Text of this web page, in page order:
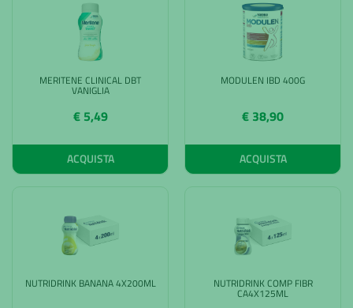
MERITENE CLINICAL DBT
VANIGLIA
€ 5,49
ACQUISTA
MODULEN IBD 400G
€ 38,90
ACQUISTA
NUTRIDRINK BANANA 4X200ML NUTRIDRINK COMP FIBR
CA4X125ML